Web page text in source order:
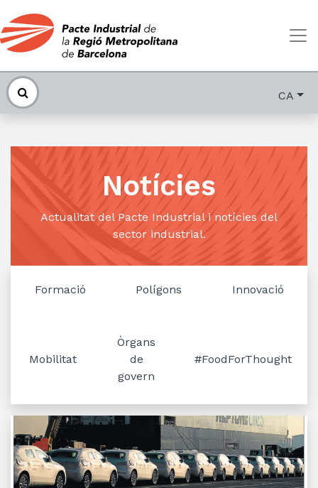
CA
Notícies
Actualitat del Pacte Industrial i notícies del
sector industrial.
Formació Polígons Innovació
Mobilitat
Òrgans
de
govern
#FoodForThought